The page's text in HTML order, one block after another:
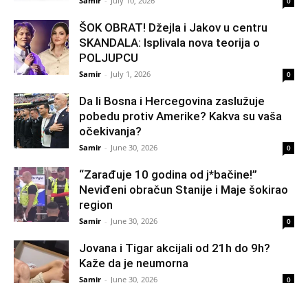
ŠOK OBRAT! Džejla i Jakov u centru
SKANDALA: Isplivala nova teorija o
POLJUPCU
Samir - July 1, 2026 0
Da li Bosna i Hercegovina zaslužuje
pobedu protiv Amerike? Kakva su vaša
očekivanja?
Samir - June 30, 2026 0
“Zarađuje 10 godina od j*bačine!”
Neviđeni obračun Stanije i Maje šokirao
region
Samir - June 30, 2026 0
Jovana i Tigar akcijali od 21h do 9h?
Kaže da je neumorna
Samir - June 30, 2026 0